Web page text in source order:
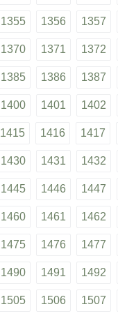
1355 1356 1357
1370 1371 1372
1385 1386 1387
1400 1401 1402
1415 1416 1417
1430 1431 1432
1445 1446 1447
1460 1461 1462
1475 1476 1477
1490 1491 1492
1505 1506 1507